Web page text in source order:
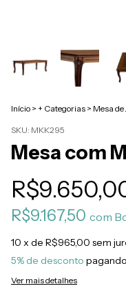
Início > + Categorias > Mesa
SKU: MKK295
Mesa com
R$9.167,50 com
10 x de R$965,00 sem
5% de desconto
Ver mais detalhes